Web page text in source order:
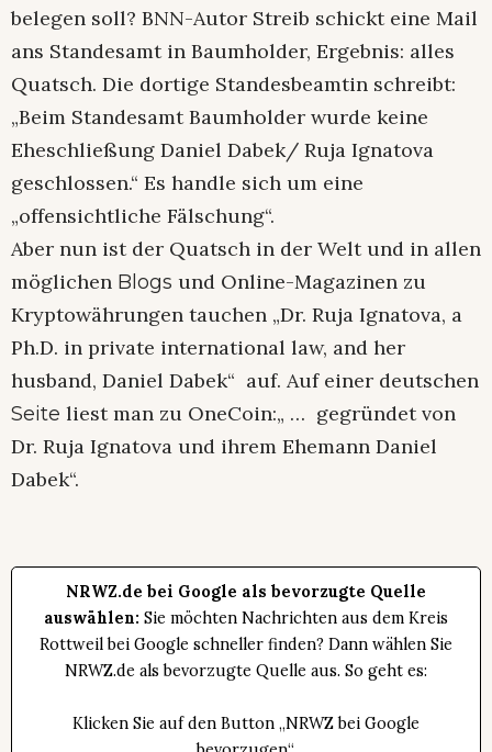
belegen soll? BNN-Autor Streib schickt eine Mail
ans Standesamt in Baumholder, Ergebnis: alles
Quatsch. Die dortige Standesbeamtin schreibt:
„Beim Standesamt Baumholder wurde keine
Eheschließung Daniel Dabek/ Ruja Ignatova
geschlossen.“ Es handle sich um eine
„offensichtliche Fälschung“.
Aber nun ist der Quatsch in der Welt und in allen
möglichen Blogs und Online-Magazinen zu
Kryptowährungen tauchen „Dr. Ruja Ignatova, a
Ph.D. in private international law, and her
husband, Daniel Dabek“ auf. Auf einer deutschen
Seite liest man zu OneCoin:„ … gegründet von
Dr. Ruja Ignatova und ihrem Ehemann Daniel
Dabek“.
NRWZ.de bei Google als bevorzugte Quelle
auswählen: Sie möchten Nachrichten aus dem Kreis
Rottweil bei Google schneller finden? Dann wählen Sie
NRWZ.de als bevorzugte Quelle aus. So geht es:
Klicken Sie auf den Button „NRWZ bei Google